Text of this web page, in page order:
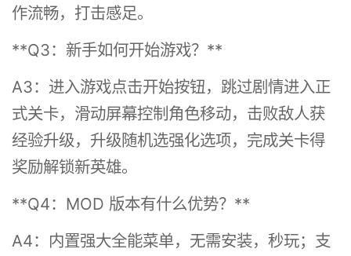
作流畅，打击感足。
**Q3：新手如何开始游戏？**
A3：进入游戏点击开始按钮，跳过剧情进入正
式关卡，滑动屏幕控制角色移动，击败敌人获
经验升级，升级随机选强化选项，完成关卡得
奖励解锁新英雄。
**Q4：MOD 版本有什么优势？**
A4：内置强大全能菜单，无需安装，秒玩；支